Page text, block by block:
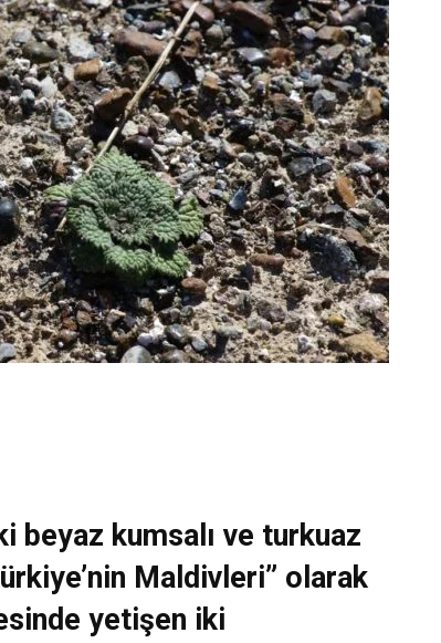
beyaz kumsalı ve turkuaz
Maldivleri” olarak
yetişen iki